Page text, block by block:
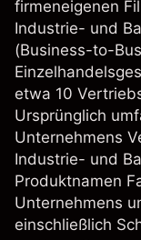
firmeneigenen
Industrie- und
(Business-to-
etwa 10
Ursprünglich
Unternehmens
Industrie- und
Produktnamen
Unternehmens
einschließlich